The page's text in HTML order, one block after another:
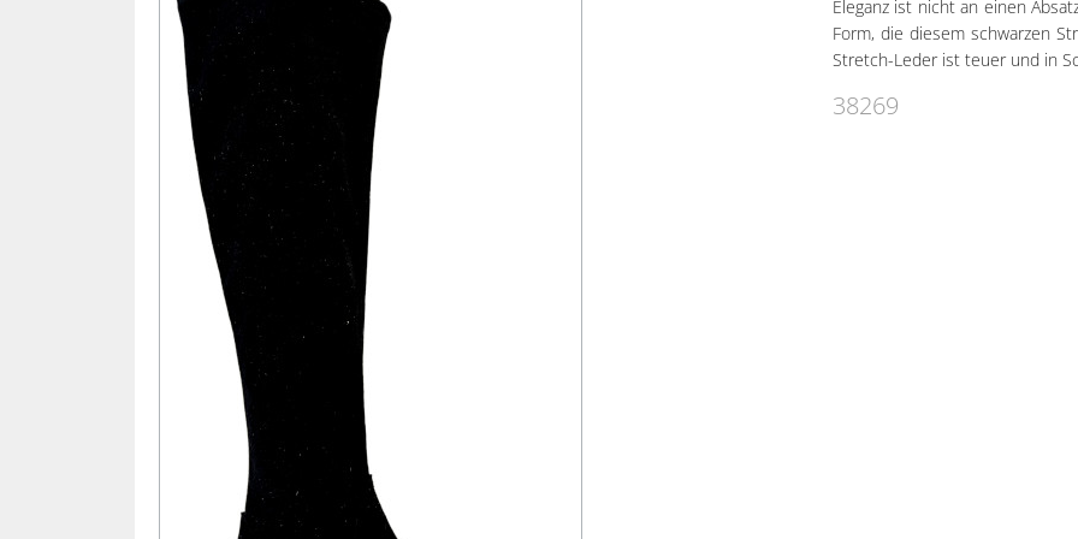
Eleganz ist nicht an einen
Form, die diesem schwarzen
Stretch-Leder ist teuer und in
38269